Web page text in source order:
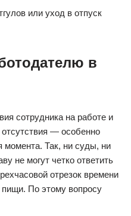
или уход в отпуск
в
сотрудника на работе и
отсутствия — особенно
момента. Так, ни суды, ни
не могут четко ответить
отрезок времени
По этому вопросу